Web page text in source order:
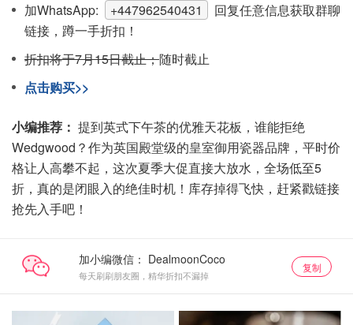
加WhatsApp:
+447962540431
回复任意信息获取群聊
链接，蹲一手折扣！
折扣将于7月15日截止；随时截止
点击购买>>
小编推荐： 提到英式下午茶的优雅天花板，谁能拒绝
Wedgwood？作为英国殿堂级的皇室御用瓷器品牌，平时价
格让人高攀不起，这次夏季大促直接大放水，全场低至5
折，真的是闭眼入的绝佳时机！库存掉得飞快，赶紧戳链接
抢先入手吧！
加小编微信：
每天刷刷朋友圈，精华折扣不漏掉
复制